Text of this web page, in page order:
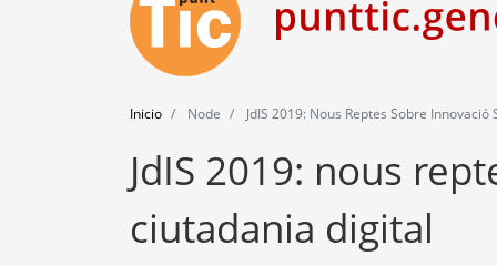
Inicio Node JdIS 2019: Nous Reptes Sobre
JdIS 2019: nous
ciutadania digital